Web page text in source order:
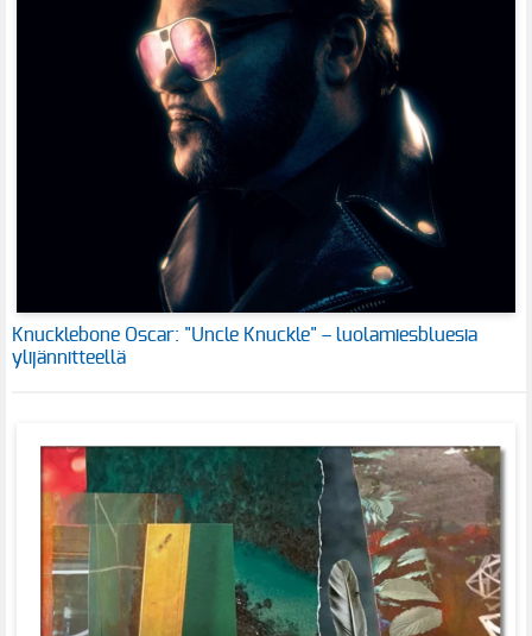
Knucklebone Oscar: "Uncle Knuckle" – luolamiesbluesia
ylijännitteellä